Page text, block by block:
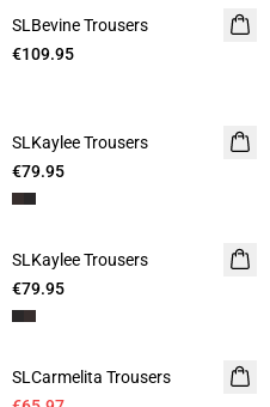
SLBevine Trousers
€109.95
SLKaylee Trousers
€79.95
SLKaylee Trousers
€79.95
- 40%
SLCarmelita Trousers